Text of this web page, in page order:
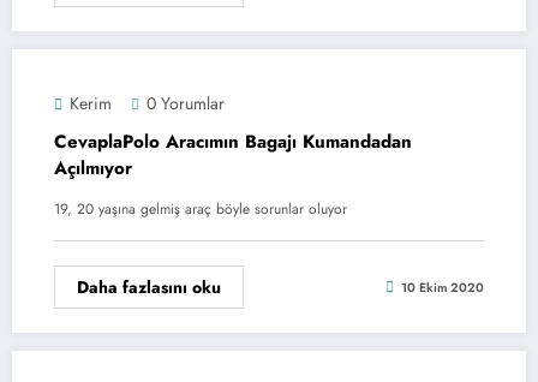
Kerim 0 Yorumlar
CevaplaPolo Aracımın Bagajı Kumandadan
Açılmıyor
19, 20 yaşına gelmiş araç böyle sorunlar oluyor
Daha fazlasını oku 10 Ekim 2020